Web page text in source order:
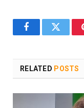
FacebookTwitter
RELATED POSTS